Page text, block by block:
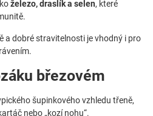
železo, draslík a selen, které
a dobré stravitelnosti je vhodný i pro
březovém
šupinkového vzhledu třeně,
nebo „kozí nohu“.